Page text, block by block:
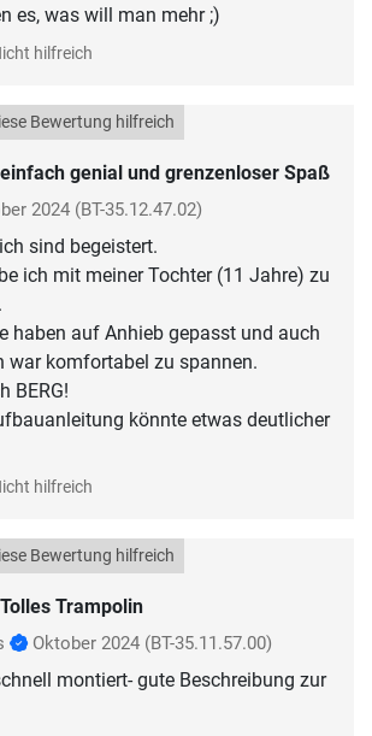
hilfreich
einfach genial und grenzenloser Spaß
Bewertung hilfreich
2024 (BT-35.12.47.02)
sind begeistert.
ich mit meiner Tochter (11 Jahre) zu
haben auf Anhieb gepasst und auch
war komfortabel zu spannen.
BERG!
könnte etwas deutlicher
hilfreich
Tolles Trampolin
Bewertung hilfreich
Oktober 2024 (BT-35.11.57.00)
montiert- gute Beschreibung zur